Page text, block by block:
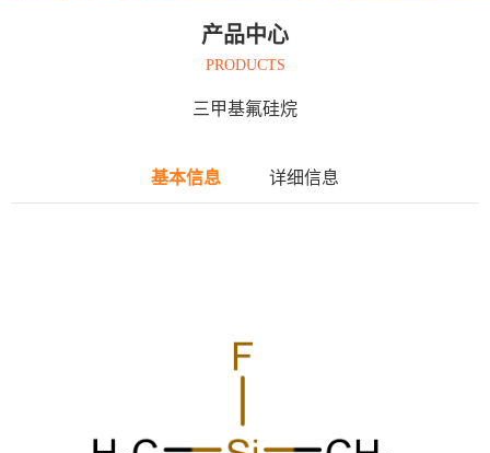
产品中心
PRODUCTS
三甲基氟硅烷
基本信息 详细信息